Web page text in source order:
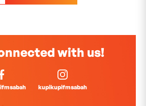
with us!
kupikupifmsabah